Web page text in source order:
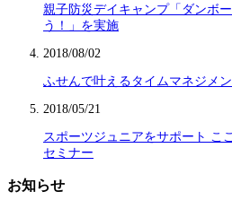
親子防災デイキャンプ「ダンボ
う！」を実施
2018/08/02
ふせんで叶えるタイムマネジメ
2018/05/21
スポーツジュニアをサポート こ
セミナー
お知らせ